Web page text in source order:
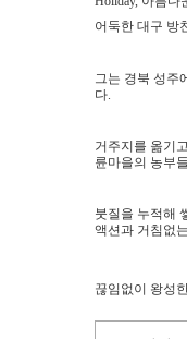
어둑한 대구 방
그는 경북 성주
다.
거주지를 옮기
륜마을의 농부
붓질을 누적해
액션과 거침없
끊임없이 왕성